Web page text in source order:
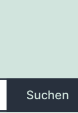
Suchen